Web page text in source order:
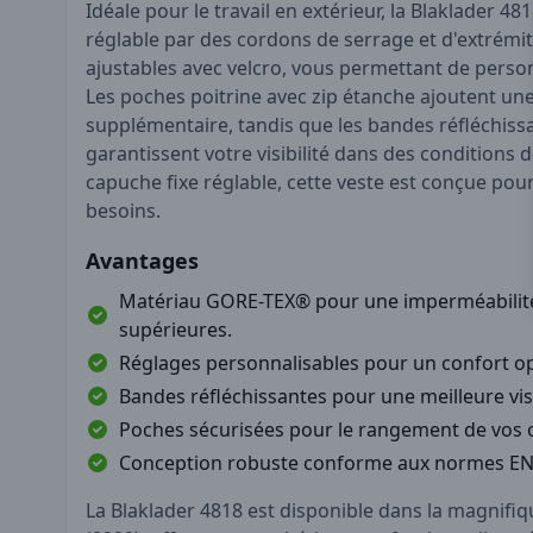
Idéale pour le travail en extérieur, la Blaklader
réglable par des cordons de serrage et
ajustables avec velcro, vous permettant de
Les poches poitrine avec zip étanche ajoutent
supplémentaire, tandis que les bandes
garantissent votre visibilité dans des conditions
capuche fixe réglable, cette veste est conçue
besoins.
Avantages
Matériau GORE-TEX® pour une
supérieures.
Réglages personnalisables pour un confort
Bandes réfléchissantes pour une meilleure
Poches sécurisées pour le rangement de vos
Conception robuste conforme aux normes
La Blaklader 4818 est disponible dans la